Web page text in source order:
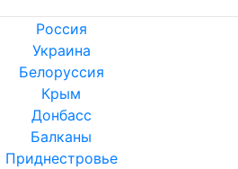
Россия
Украина
Белоруссия
Крым
Донбасс
Балканы
Приднестровье